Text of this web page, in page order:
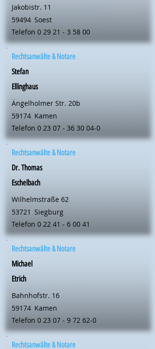
Jakobistr. 11
59494 Soest
Telefon 0 29 21 - 3 58 00
Rechtsanwälte & Notare
Stefan
Ellinghaus
Ängelholmer Str. 20b
59174 Kamen
Telefon 0 23 07 - 36 30 04-0
Rechtsanwälte & Notare
Dr. Thomas
Eschelbach
Wilhelmstraße 62
53721 Siegburg
Telefon 0 22 41 - 6 00 41
Rechtsanwälte & Notare
Michael
Etrich
Bahnhofstr. 16
59174 Kamen
Telefon 0 23 07 - 9 72 62-0
Rechtsanwälte & Notare